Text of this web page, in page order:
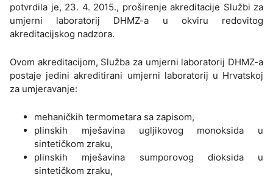
potvrdila je, 23. 4. 2015., proširenje akreditacije Službi za
umjerni laboratorij DHMZ-a u okviru redovitog
akreditacijskog nadzora.
Ovom akreditacijom, Služba za umjerni laboratorij DHMZ-a
postaje jedini akreditirani umjerni laboratorij u Hrvatskoj
za umjeravanje:
mehaničkih termometara sa zapisom,
plinskih mješavina ugljikovog monoksida u
sintetičkom zraku,
plinskih mješavina sumporovog dioksida u
sintetičkom zraku,